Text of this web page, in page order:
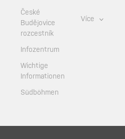
České
Budějovice
rozcestník
Infozentrum
Wichtige
Informationen
Südböhmen
Více